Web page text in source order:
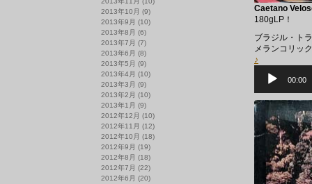
Caetano
180gLP！
ブラジル・ト
メランコリッ
♪
ー
ヤ
00:00
2013年10月 (9)
2013年9月 (10)
2013年8月 (6)
2013年7月 (7)
2013年6月 (8)
2013年5月 (9)
2013年4月 (10)
2013年3月 (9)
2013年2月 (10)
2013年1月 (9)
2012年12月 (10)
2012年11月 (12)
2012年10月 (18)
2012年9月 (19)
2012年8月 (18)
2012年7月 (22)
2012年6月 (20)